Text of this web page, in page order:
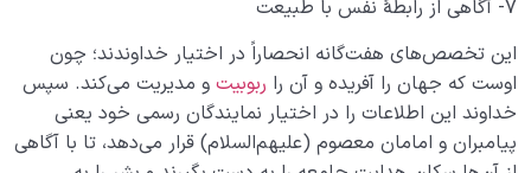
7­- آگاهی از رابطۀ نفس با طبیعت
این تخصص‌های هفت‌گانه انحصاراً در اختیار خداوندند؛ چون
اوست که جهان را آفریده و آن را ربوبیت و مدیریت می‌کند. سپس
خداوند این اطلاعات را در اختیار نمایندگان رسمی خود یعنی
پیامبران و امامان معصوم (علیهم‌السلام) قرار می‌دهد، تا با آگاهی